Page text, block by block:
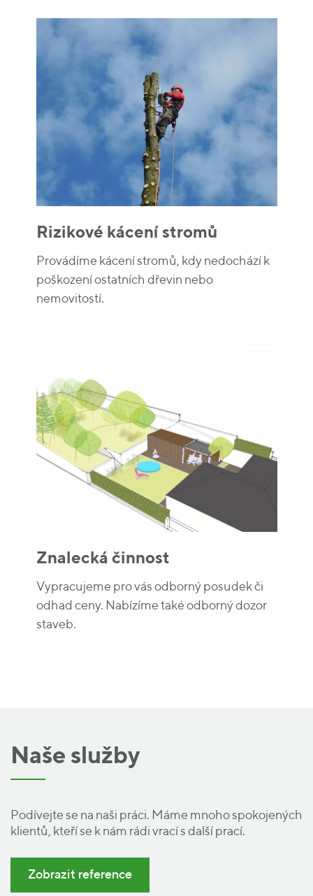
Rizikové kácení stromů
Provádíme kácení stromů, kdy nedochází k
poškození ostatních dřevin nebo
nemovitostí.
Znalecká činnost
Vypracujeme pro vás odborný posudek či
odhad ceny. Nabízíme také odborný dozor
staveb.
Naše služby
Podívejte se na naši práci. Máme mnoho spokojených
klientů, kteří se k nám rádi vrací s další prací.
Zobrazit reference